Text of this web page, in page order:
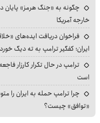
چگونه به «جنگ هرمز» پایان
خارجه آمریکا
فراخوان دریافت ایده‌های
ایران؛ کفگیر ترامپ به ته دیگ
ترامپ در حال تکرار کارزار
است
چرا ترامپ حمله به ایران را
«توافق» چیست؟